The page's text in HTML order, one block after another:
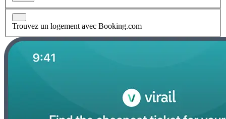
Trouvez un logement avec Booking.com